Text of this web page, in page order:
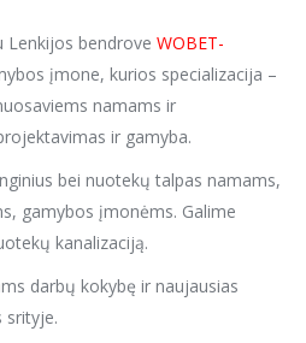
Lenkijos bendrove WOBET-
įmone, kurios specializacija –
namams ir
ir gamyba.
bei nuotekų talpas namams,
gamybos įmonėms. Galime
kanalizaciją.
darbų kokybę ir naujausias
srityje.